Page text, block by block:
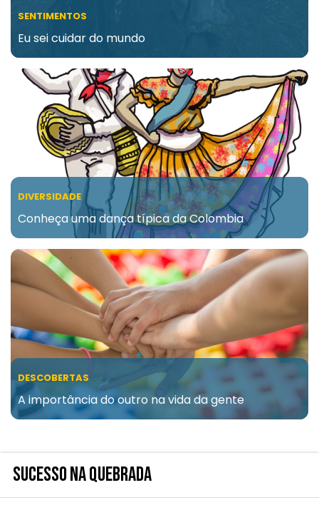
SENTIMENTOS
Eu sei cuidar do mundo
DIVERSIDADE
Conheça uma dança típica da Colombia
DESCOBERTAS
A importância do outro na vida da gente
SUCESSO NA QUEBRADA